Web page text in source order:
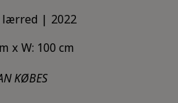
lærred
2022
W: 100 cm
KØBES